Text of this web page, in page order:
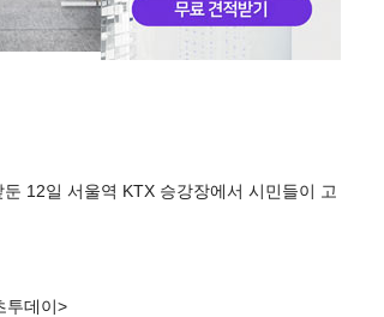
12일 서울역 KTX 승강장에서 시민들이 고
투데이>